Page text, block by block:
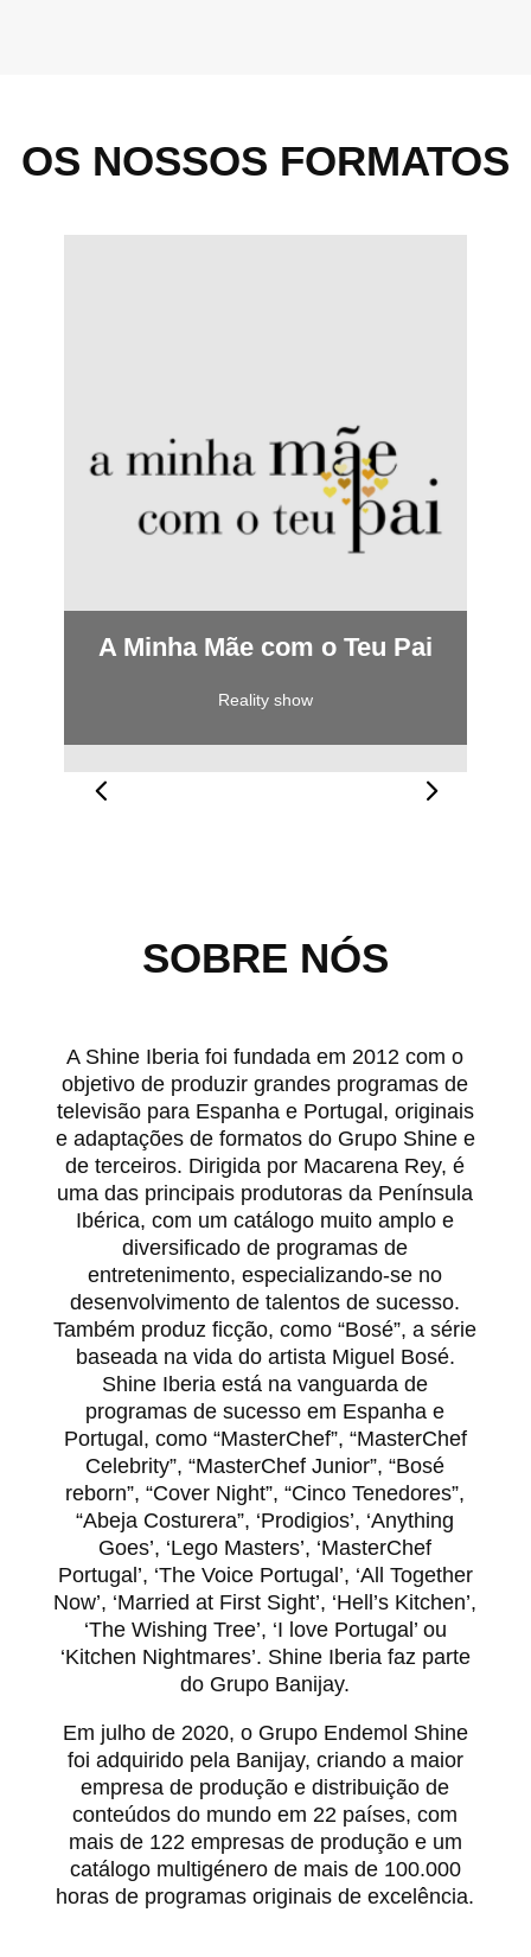
OS NOSSOS FORMATOS
A Minha Mãe com o Teu Pai
Reality show
SOBRE NÓS
A Shine Iberia foi fundada em 2012 com o
objetivo de produzir grandes programas de
televisão para Espanha e Portugal, originais
e adaptações de formatos do Grupo Shine e
de terceiros. Dirigida por Macarena Rey, é
uma das principais produtoras da Península
Ibérica, com um catálogo muito amplo e
diversificado de programas de
entretenimento, especializando-se no
desenvolvimento de talentos de sucesso.
Também produz ficção, como “Bosé”, a série
baseada na vida do artista Miguel Bosé.
Shine Iberia está na vanguarda de
programas de sucesso em Espanha e
Portugal, como “MasterChef”, “MasterChef
Celebrity”, “MasterChef Junior”, “Bosé
reborn”, “Cover Night”, “Cinco Tenedores”,
“Abeja Costurera”, ‘Prodigios’, ‘Anything
Goes’, ‘Lego Masters’, ‘MasterChef
Portugal’, ‘The Voice Portugal’, ‘All Together
Now’, ‘Married at First Sight’, ‘Hell’s Kitchen’,
‘The Wishing Tree’, ‘I love Portugal’ ou
‘Kitchen Nightmares’. Shine Iberia faz parte
do Grupo Banijay.
Em julho de 2020, o Grupo Endemol Shine
foi adquirido pela Banijay, criando a maior
empresa de produção e distribuição de
conteúdos do mundo em 22 países, com
mais de 122 empresas de produção e um
catálogo multigénero de mais de 100.000
horas de programas originais de excelência.